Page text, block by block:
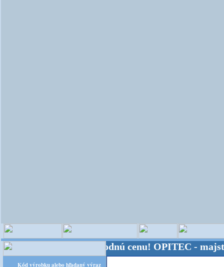
Kód výrobku alebo hľadaný výraz
Kvalita za výhodnú cenu! OPITEC - majster